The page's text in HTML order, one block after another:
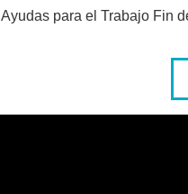
Ayudas para el Trabajo Fin